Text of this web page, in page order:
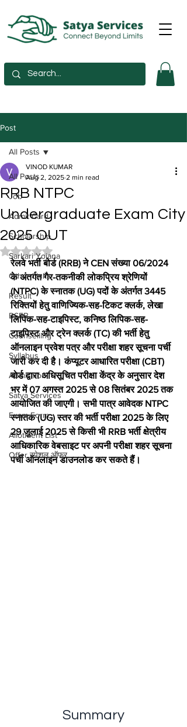
Post
All Posts
Job
Admit Card
Scholarship
Sarkari Yojana
Other Links
Result
BSEB
Counselling
Syllabus
Admission
Satya Services
Exam Form
Allotment List
Offer स्पेशल ऑफर
All Posts
RRB NTPC
Undergraduate Exam City
2025 OUT
VINOD KUMAR
Aug 2, 2025 2 min read
Rated NaN out of 5 stars.
रेलवे भर्ती बोर्ड (RRB) ने CEN संख्या 06/2024
के अंतर्गत गैर-तकनीकी लोकप्रिय श्रेणियों
(NTPC) के स्नातक (UG) पदों के अंतर्गत 3445
रिक्तियों हेतु वाणिज्यिक-सह-टिकट क्लर्क, लेखा
लिपिक-सह-टाइपिस्ट, कनिष्ठ लिपिक-सह-
टाइपिस्ट और ट्रेन क्लर्क (TC) की भर्ती हेतु
ऑनलाइन प्रवेश पत्र और परीक्षा शहर सूचना पर्ची
जारी कर दी है। कंप्यूटर आधारित परीक्षा (CBT)
बोर्ड द्वारा अधिसूचित परीक्षा केंद्र के अनुसार देश
भर में 07 अगस्त 2025 से 08 सितंबर 2025 तक
आयोजित की जाएगी। सभी पात्र आवेदक NTPC
स्नातक (UG) स्तर की भर्ती परीक्षा 2025 के लिए
29 जुलाई 2025 से किसी भी RRB भर्ती क्षेत्रीय
आधिकारिक वेबसाइट पर अपनी परीक्षा शहर सूचना
पर्ची ऑनलाइन डाउनलोड कर सकते हैं।
Summary